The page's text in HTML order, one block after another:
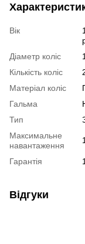
Вік
Діаметр коліс
Кількість коліс
Матеріал коліс
Гальма
Тип
Максимальне
навантаження
Гарантія
Відгуки